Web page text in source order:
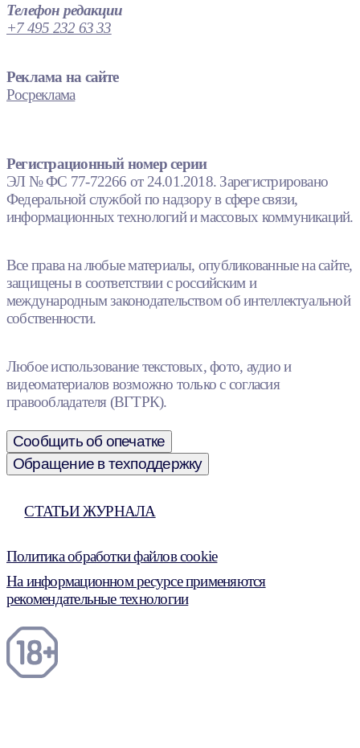
Телефон редакции
+7 495 232 63 33
Реклама на сайте
Росреклама
Регистрационный номер серии
ЭЛ № ФС 77-72266 от 24.01.2018. Зарегистрировано
Федеральной службой по надзору в сфере связи,
информационных технологий и массовых коммуникаций.
Все права на любые материалы, опубликованные на сайте,
защищены в соответствии с российским и
международным законодательством об интеллектуальной
собственности.
Любое использование текстовых, фото, аудио и
видеоматериалов возможно только с согласия
правообладателя (ВГТРК).
Сообщить об опечатке
Обращение в техподдержку
СТАТЬИ ЖУРНАЛА
Политика обработки файлов cookie
На информационном ресурсе применяются
рекомендательные технологии